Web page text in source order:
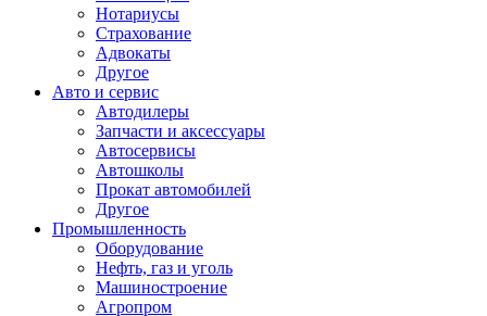
Нотариусы
Страхование
Адвокаты
Другое
Авто и сервис
Автодилеры
Запчасти и аксессуары
Автосервисы
Автошколы
Прокат автомобилей
Другое
Промышленность
Оборудование
Нефть, газ и уголь
Машиностроение
Агропром